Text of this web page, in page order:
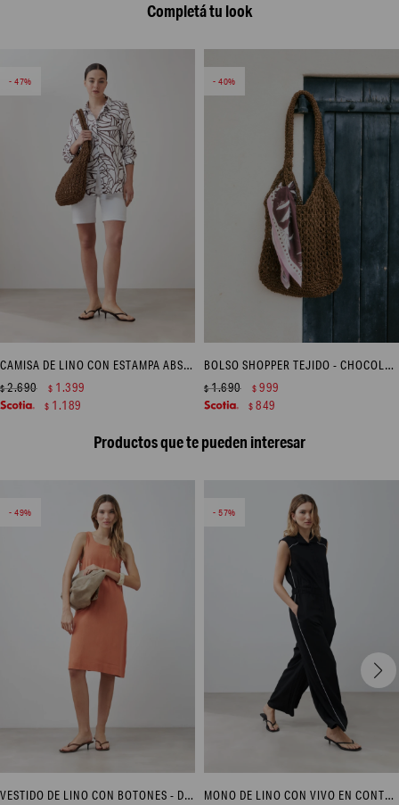
Completá tu look
47
CAMISA DE LINO CON ESTAMPA ABSTRACTA - CHOCOLATE
$2.690 $ 1.399
$ 1.189
40
BOLSO SHOPPER TEJIDO - CHOCOLATE
$1.690 $ 999
$ 849
Productos que te pueden interesar
49
VESTIDO DE LINO CON BOTONES - DURAZNO
57
MONO DE LINO CON VIVO EN CONTRASTE - NEGRO